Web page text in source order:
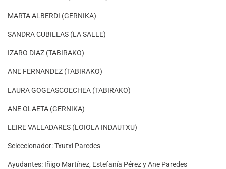
MARTA ALBERDI (GERNIKA)
SANDRA CUBILLAS (LA SALLE)
IZARO DIAZ (TABIRAKO)
ANE FERNANDEZ (TABIRAKO)
LAURA GOGEASCOECHEA (TABIRAKO)
ANE OLAETA (GERNIKA)
LEIRE VALLADARES (LOIOLA INDAUTXU)
Seleccionador: Txutxi Paredes
Ayudantes: Iñigo Martínez, Estefanía Pérez y Ane Paredes